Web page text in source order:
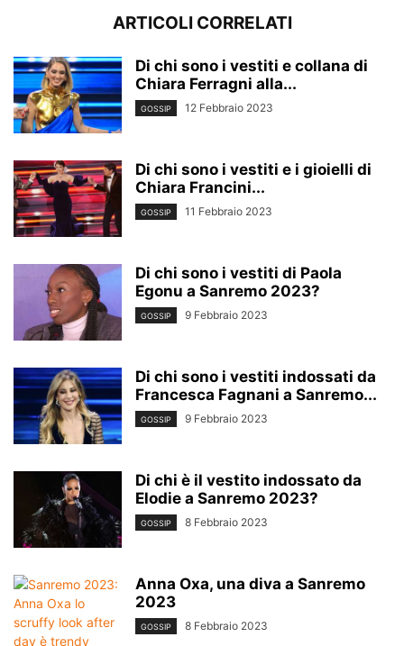
ARTICOLI CORRELATI
Di chi sono i vestiti e collana di
Chiara Ferragni alla...
GOSSIP 12 Febbraio 2023
Di chi sono i vestiti e i gioielli di
Chiara Francini...
GOSSIP 11 Febbraio 2023
Di chi sono i vestiti di Paola
Egonu a Sanremo 2023?
GOSSIP 9 Febbraio 2023
Di chi sono i vestiti indossati da
Francesca Fagnani a Sanremo...
GOSSIP 9 Febbraio 2023
Di chi è il vestito indossato da
Elodie a Sanremo 2023?
GOSSIP 8 Febbraio 2023
Anna Oxa, una diva a Sanremo
2023
GOSSIP 8 Febbraio 2023